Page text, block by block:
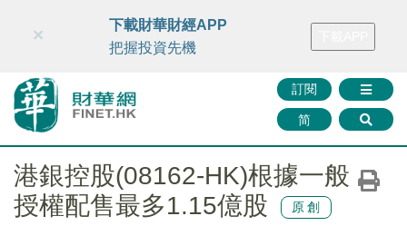
財華智庫網 FINTV FINMETA 財華證券 媒體矩陣
訂閱
简
×
下載財華財經APP
把握投資先機
港銀控股(08162-HK)根據一般
授權配售最多1.15億股
原創